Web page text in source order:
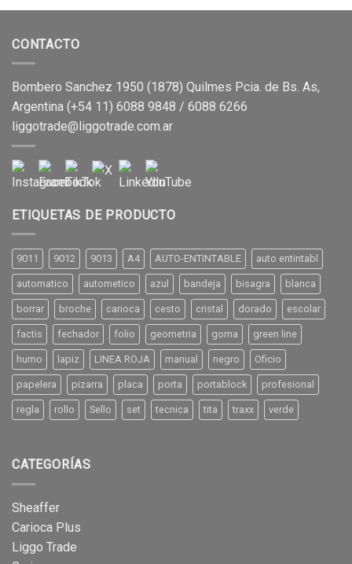
CONTACTO
Bombero Sanchez 1950 (1878) Quilmes Pcia. de Bs. As,
Argentina (+54 11) 6088 9848 / 6088 6266
liggotrade@liggotrade.com.ar
ETIQUETAS DE PRODUCTO
9011 9012 9013 A4 AUTO-ENTINTABLE auto entintabl
automatico autometico azul bandeja bisagra blanca
borrar broche carioca cesto cristal dorado escolar
factis fechador folio geometria goma green line
humo lapiz LINEA ROJA manual negro Oficio
papelera pizarra placa porta portablock profesional
regla rollo Sello set tecnica tita traxx verde
CATEGORÍAS
Sheaffer
Carioca Plus
Liggo Trade